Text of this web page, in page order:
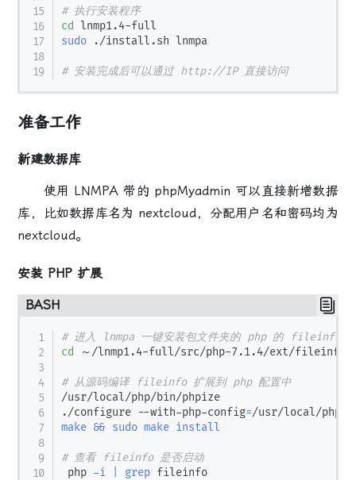
# 执行安装程序
cd
sudo ./install.sh lnmpa
# 安装完成后可以通过 http://IP 直接访问
准备工作
新建数据库
使用 LNMPA 带的 phpMyadmin 可以直接新增数据
库，比如数据库名为 nextcloud，分配用户名和密码均为
nextcloud。
安装 PHP 扩展
BASH
# 进入 lnmpa 一键安装包文件夹的 php 的 fileinfo 扩
cd
～/lnmp1.4-full/src/php-7.1.4/ext/fileinfo
# 从源码编译 fileinfo 扩展到 php 配置中
/usr/local/php/bin/phpize
./configure --with-php-config=
make && sudo make install
# 查看 fileinfo 是否启动
php -i grep